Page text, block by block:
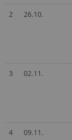
2 26.10.
3 02.11.
4 09.11.